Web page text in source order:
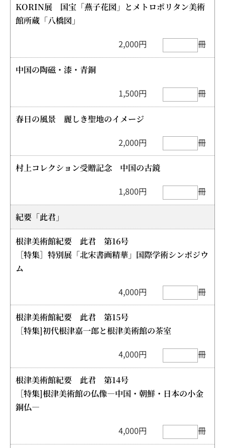
KORIN展 国宝「燕子花図」とメトロポリタン美術
館所蔵「八橋図」
2,000円
冊
中国の陶磁・漆・青銅
1,500円
冊
春日の風景 麗しき聖地のイメージ
2,000円
冊
村上コレクション受贈記念 中国の古鏡
1,800円
冊
紀要「此君」
根津美術館紀要 此君 第16号
［特集］特別展「北宋書画精華」国際学術シンポジウ
ム
4,000円
冊
根津美術館紀要 此君 第15号
［特集]初代根津嘉一郎と根津美術館の茶室
4,000円
冊
根津美術館紀要 此君 第14号
［特集]根津美術館の仏像―中国・朝鮮・日本の小金
銅仏―
4,000円
冊